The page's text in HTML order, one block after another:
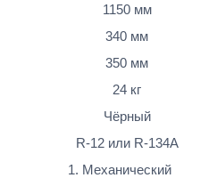
1150 мм
340 мм
350 мм
24 кг
Чёрный
R-12 или R-134A
1. Механический